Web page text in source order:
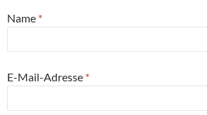
Name *
E-Mail-Adresse *